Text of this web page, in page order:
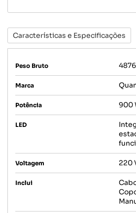
Características e Especificações
Peso Bruto
Marca
Potência 900
LED
Voltagem 220
Inclui